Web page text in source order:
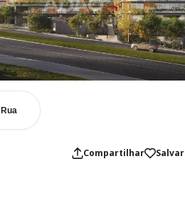
Rua
Compartilhar
Salvar